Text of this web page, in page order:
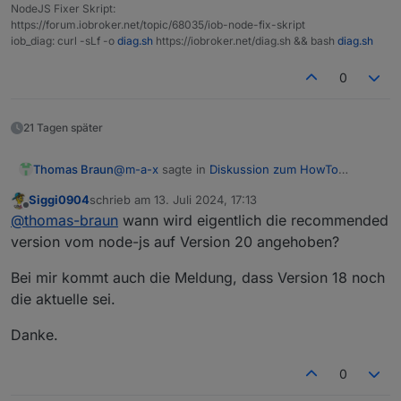
NodeJS Fixer Skript:
https://forum.iobroker.net/topic/68035/iob-node-fix-skript
iob_diag: curl -sLf -o diag.sh https://iobroker.net/diag.sh && bash diag.sh
0
21 Tagen später
Thomas Braun@m-a-x sagte in Diskussion zum HowTo
Allerdings sagt er immer noch, dass 18.x
die empfohlene Version ist.
Das ist richtig, weil das im Datenpunkt, der dazu
wurde.
Neue Versionen innerhalb des gleichen Major-
Offline
Siggi0904schrieb am 13. Juli 2024, 17:13
zuletzt editiert von
@thomas-braun wann wird eigentlich die recommended
version vom node-js auf Version 20 angehoben?
Bei mir kommt auch die Meldung, dass Version 18 noch
die aktuelle sei.
Danke.
0